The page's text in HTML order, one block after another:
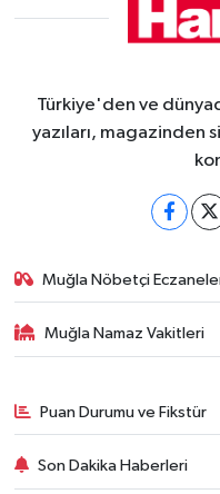
Türkiye'den ve
yazıları, magazinden
Muğla Nöbetçi
Muğla Namaz Vakitleri
Puan Durumu ve Fikstür
Son Dakika Haberleri